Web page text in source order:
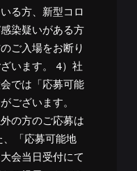
る方、新型コロ
染疑いがある方
ご入場をお断り
います。 4）社
では「応募可能
ございます。
の方のご応募は
「応募可能地
会当日受付にて